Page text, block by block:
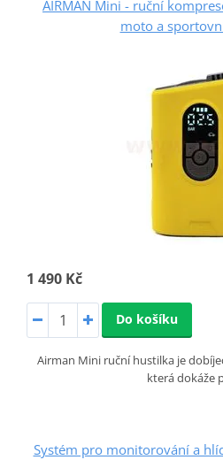
AIRMAN Mini - ruční
moto a
1 490 Kč
Do košíku
Airman Mini ruční hustilka je
která dokáže
Systém pro monitorování a